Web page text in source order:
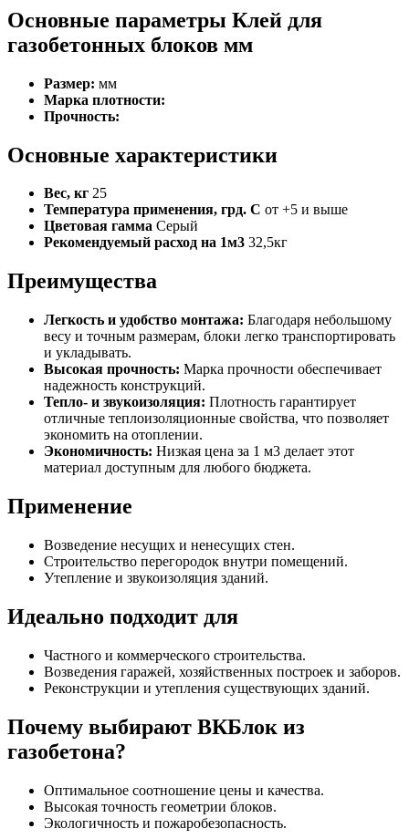
Основные параметры Клей для
газобетонных блоков мм
Размер: мм
Марка плотности:
Прочность:
Основные характеристики
Вес, кг 25
Температура применения, грд. С от +5 и выше
Цветовая гамма Серый
Рекомендуемый расход на 1м3 32,5кг
Преимущества
Легкость и удобство монтажа: Благодаря небольшому
весу и точным размерам, блоки легко транспортировать
и укладывать.
Высокая прочность: Марка прочности обеспечивает
надежность конструкций.
Тепло- и звукоизоляция: Плотность гарантирует
отличные теплоизоляционные свойства, что позволяет
экономить на отоплении.
Экономичность: Низкая цена за 1 м3 делает этот
материал доступным для любого бюджета.
Применение
Возведение несущих и ненесущих стен.
Строительство перегородок внутри помещений.
Утепление и звукоизоляция зданий.
Идеально подходит для
Частного и коммерческого строительства.
Возведения гаражей, хозяйственных построек и заборов.
Реконструкции и утепления существующих зданий.
Почему выбирают ВКБлок из
газобетона?
Оптимальное соотношение цены и качества.
Высокая точность геометрии блоков.
Экологичность и пожаробезопасность.